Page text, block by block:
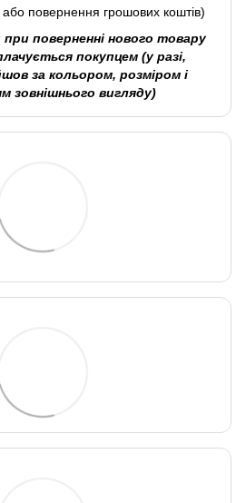
повернення грошових коштів)
поверненні нового товару
покупцем (у разі,
за кольором, розміром і
зовнішнього вигляду)